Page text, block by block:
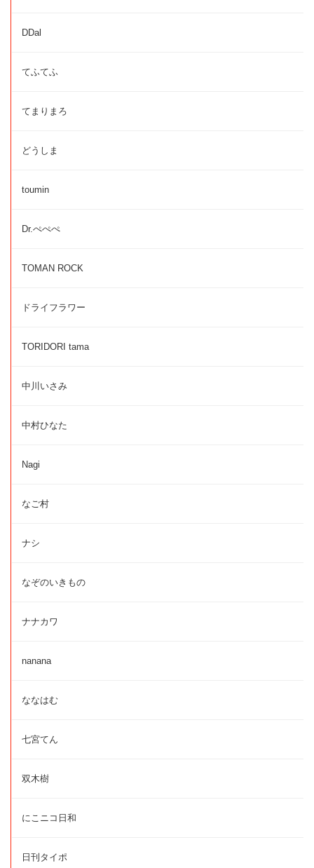
DDal
てふてふ
てまりまろ
どうしま
toumin
Dr.ぺぺぺ
TOMAN ROCK
ドライフラワー
TORIDORI tama
中川いさみ
中村ひなた
Nagi
なご村
ナシ
なぞのいきもの
ナナカワ
nanana
ななはむ
七宮てん
双木樹
にこニコ日和
日刊タイポ